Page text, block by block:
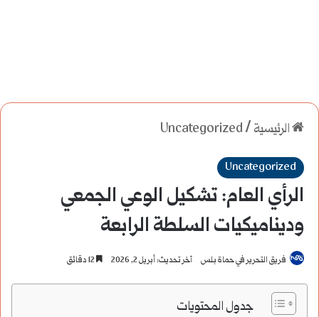
الرئيسية /
Uncategorized
Uncategorized
الرأي العام: تشكيل الوعي الجمعي
وديناميكيات السلطة الرابعة
فريق التحرير في حماة بلس آخر تحديث: أبريل 2, 2026
جدول المحتويات